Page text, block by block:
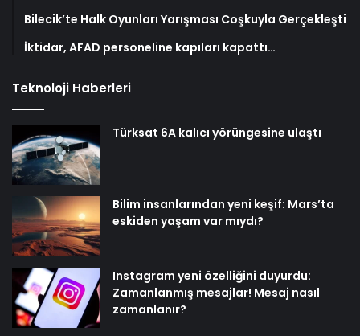
Bilecik’te Halk Oyunları Yarışması Coşkuyla Gerçekleşti
İktidar, AFAD personeline kapıları kapattı…
Teknoloji Haberleri
Türksat 6A kalıcı yörüngesine ulaştı
Bilim insanlarından yeni keşif: Mars’ta
eskiden yaşam var mıydı?
Instagram yeni özelliğini duyurdu:
Zamanlanmış mesajlar! Mesaj nasıl
zamanlanır?